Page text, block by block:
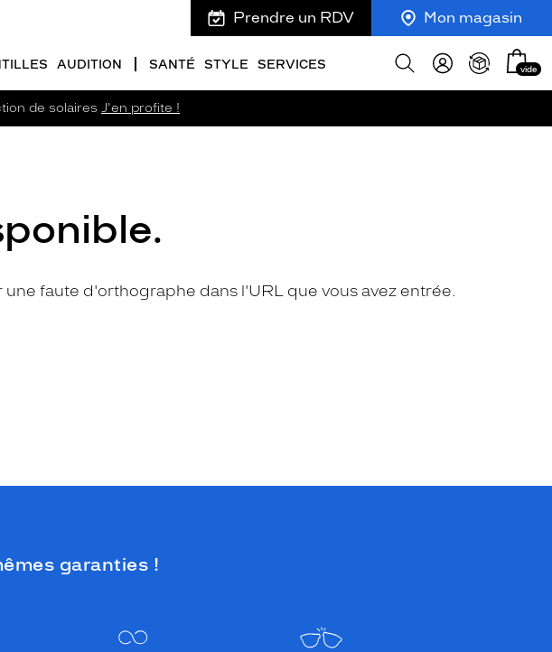
Prendre un RDV Mon magasin
AUDITION SANTÉ STYLE SERVICES
Afficher
Mon
panier
vide
de solaires J'en profite !
faute d'orthographe dans l'URL que vous avez entrée.
garanties !